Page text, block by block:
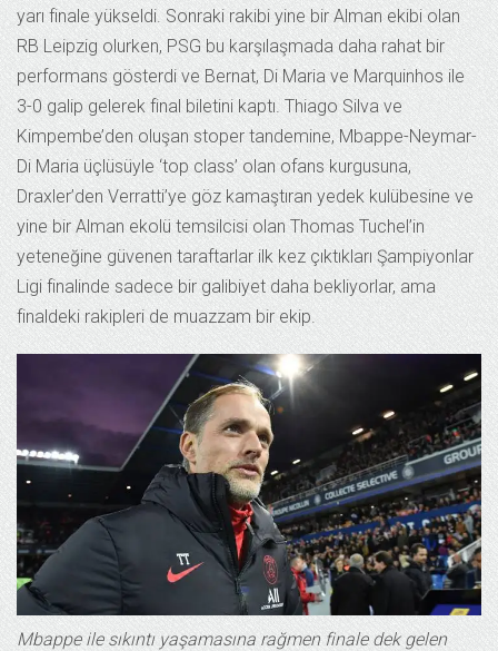
yarı finale yükseldi. Sonraki rakibi yine bir Alman ekibi olan
RB Leipzig olurken, PSG bu karşılaşmada daha rahat bir
performans gösterdi ve Bernat, Di Maria ve Marquinhos ile
3-0 galip gelerek final biletini kaptı. Thiago Silva ve
Kimpembe’den oluşan stoper tandemine, Mbappe-Neymar-
Di Maria üçlüsüyle ‘top class’ olan ofans kurgusuna,
Draxler’den Verratti’ye göz kamaştıran yedek kulübesine ve
yine bir Alman ekolü temsilcisi olan Thomas Tuchel’in
yeteneğine güvenen taraftarlar ilk kez çıktıkları Şampiyonlar
Ligi finalinde sadece bir galibiyet daha bekliyorlar, ama
finaldeki rakipleri de muazzam bir ekip.
Mbappe ile sıkıntı yaşamasına rağmen finale dek gelen